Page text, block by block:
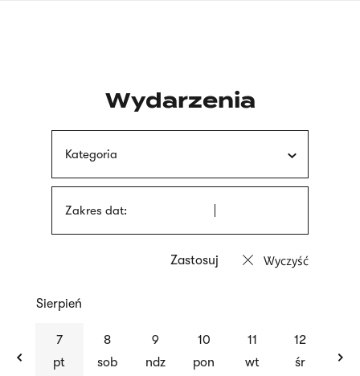
Wydarzenia
Kategoria
Zakres dat:
Wyczyść
previous
Sierpień
7
pt
8
sob
9
ndz
10
pon
11
wt
12
śr